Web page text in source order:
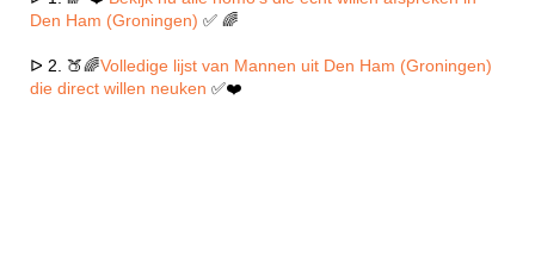
Den Ham (Groningen) ✅ 🌈
ᐅ 2. 🍑🌈Volledige lijst van Mannen uit Den Ham (Groningen)
die direct willen neuken ✅❤️